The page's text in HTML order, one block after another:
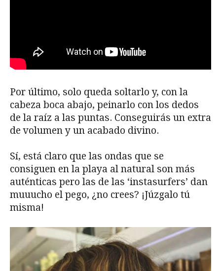
Por último, solo queda soltarlo y, con la
cabeza boca abajo, peinarlo con los dedos
de la raíz a las puntas. Conseguirás un extra
de volumen y un acabado divino.
Sí, está claro que las ondas que se
consiguen en la playa al natural son más
auténticas pero las de las ‘instasurfers’ dan
muuucho el pego, ¿no crees? ¡Júzgalo tú
misma!